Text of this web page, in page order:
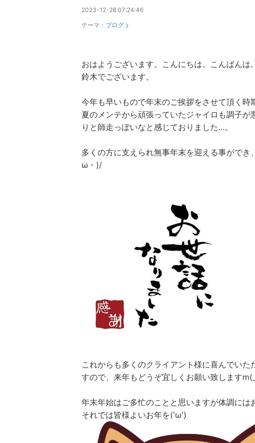
2023-12-28 07:24:46
テーマ： ブログ
おはようございます。こんにちは。こんばんは。
鈴木でございます。
今年も早いもので年末のご挨拶をさせて頂く
夏のメンテから頑張っていたジャイロも調子
りと師走っぽいなと感じておりました…。
多くの方に支えられ無事年末を迎える事ができ
ω・)/
これからも多くのクライアント様に喜んでいた
すので、来年もどうぞ宜しくお願い致します
年末年始はご多忙のことと思いますが体調には
それでは皆様よいお年を('ω')